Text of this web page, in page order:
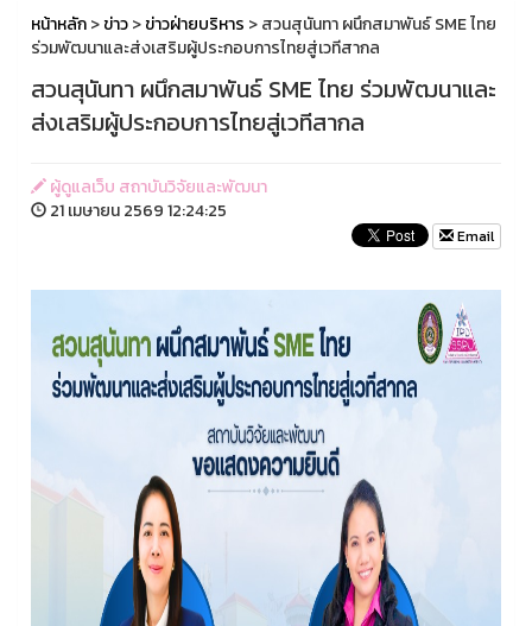
หน้าหลัก>ข่าว>ข่าวฝ่ายบริหาร > สวนสุนันทา ผนึกสมาพันธ์ SME ไทย
ร่วมพัฒนาและส่งเสริมผู้ประกอบการไทยสู่เวทีสากล
สวนสุนันทา ผนึกสมาพันธ์ SME ไทย ร่วมพัฒนาและ
ส่งเสริมผู้ประกอบการไทยสู่เวทีสากล
ผู้ดูแลเว็บ สถาบันวิจัยและพัฒนา
21 เมษายน 2569 12:24:25
Email